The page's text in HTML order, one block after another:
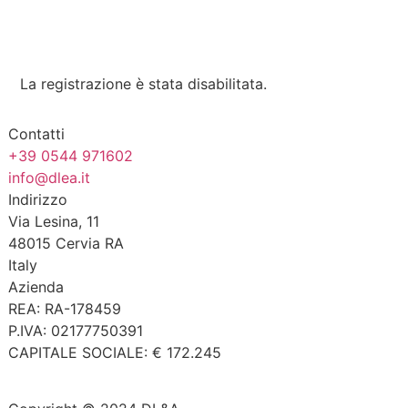
La registrazione è stata disabilitata.
Contatti
+39 0544 971602
info@dlea.it
Indirizzo
Via Lesina, 11
48015 Cervia RA
Italy
Azienda
REA: RA-178459
P.IVA: 02177750391
CAPITALE SOCIALE: € 172.245